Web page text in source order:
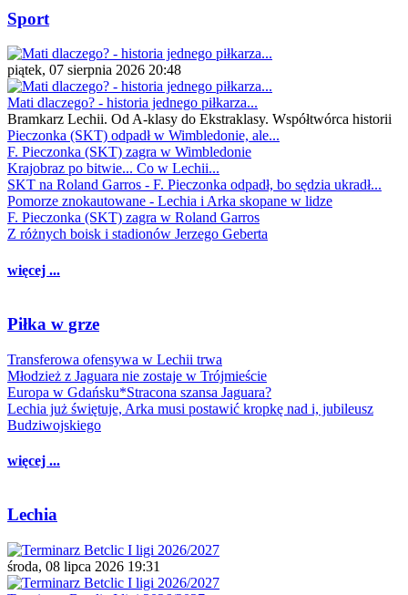
Sport
piątek, 07 sierpnia 2026 20:48
Mati dlaczego? - historia jednego piłkarza...
Bramkarz Lechii. Od A-klasy do Ekstraklasy. Współtwórca historii
Pieczonka (SKT) odpadł w Wimbledonie, ale...
F. Pieczonka (SKT) zagra w Wimbledonie
Krajobraz po bitwie... Co w Lechii...
SKT na Roland Garros - F. Pieczonka odpadł, bo sędzia ukradł...
Pomorze znokautowane - Lechia i Arka skopane w lidze
F. Pieczonka (SKT) zagra w Roland Garros
Z różnych boisk i stadionów Jerzego Geberta
więcej ...
Piłka w grze
Transferowa ofensywa w Lechii trwa
Młodzież z Jaguara nie zostaje w Trójmieście
Europa w Gdańsku*Stracona szansa Jaguara?
Lechia już świętuje, Arka musi postawić kropkę nad i, jubileusz
Budziwojskiego
więcej ...
Lechia
środa, 08 lipca 2026 19:31